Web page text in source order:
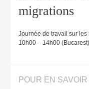
migrations
Journée de travail sur
10h00 – 14h00
POUR EN